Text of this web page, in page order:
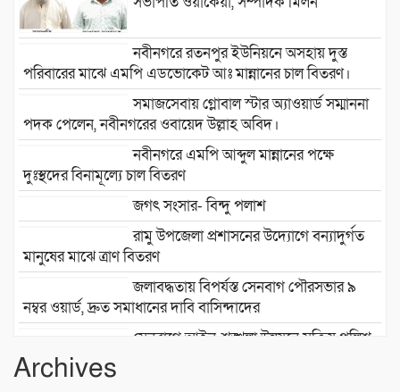
নবীনগরে রতনপুর ইউনিয়নে অসহায় দুস্ত
পরিবারের মাঝে এমপি এডভোকেট আঃ মান্নানের চাল বিতরণ।
সমাজসেবায় গ্লোবাল স্টার অ্যাওয়ার্ড সম্মাননা
পদক পেলেন, নবীনগরের ওবায়েদ উল্লাহ অবিদ।
নবীনগরে এমপি আব্দুল মান্নানের পক্ষে
দুঃস্থদের বিনামূল্যে চাল বিতরণ
জগৎ সংসার- বিন্দু পলাশ
রামু উপজেলা প্রশাসনের উদ্যোগে বন্যাদুর্গত
মানুষের মাঝে ত্রাণ বিতরণ
জলাবদ্ধতায় বিপর্যস্ত সেনবাগ পৌরসভার ৯
নম্বর ওয়ার্ড, দ্রুত সমাধানের দাবি বাসিন্দাদের
সেনবাগে আইন-শৃঙ্খলা উন্নয়নে সক্রিয় পুলিশ,
নেতৃত্বে ওসি আবদুর রহিম
Archives